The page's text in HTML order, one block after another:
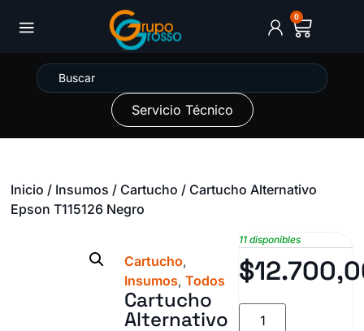
0
Servicio Técnico
Inicio / Insumos / Cartucho / Cartucho Alternativo
Epson T115126 Negro
Cartucho,
Insumos, Todos
Cartucho
Alternativo
11 disponibles
$